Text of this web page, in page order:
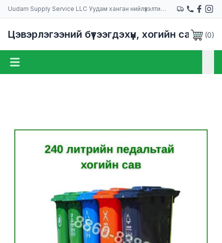
Uudam Supply Service LLC Уудам ханган нийлүүлэлтийн компани
Цэвэрлэгээний бүтээгдэхүүн, хогийн сав (0)